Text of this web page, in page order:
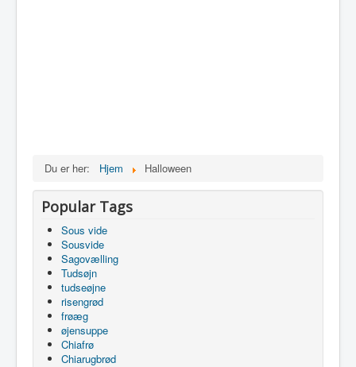
Du er her: Hjem Halloween
Popular Tags
Sous vide
Sousvide
Sagovælling
Tudsøjn
tudseøjne
risengrød
frøæg
øjensuppe
Chiafrø
Chiarugbrød